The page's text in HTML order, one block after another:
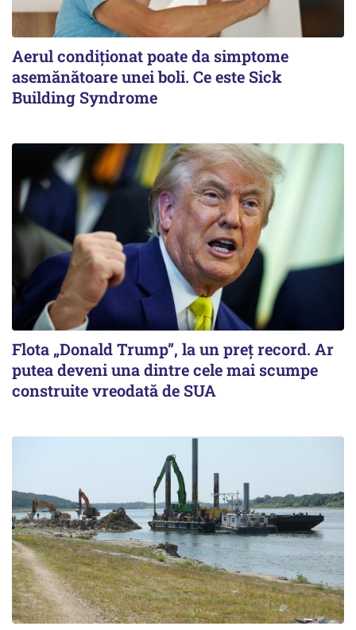
Aerul condiționat poate da simptome
asemănătoare unei boli. Ce este Sick
Building Syndrome
Flota „Donald Trump”, la un preț record. Ar
putea deveni una dintre cele mai scumpe
construite vreodată de SUA